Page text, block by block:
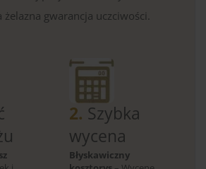
gwarancja uczciwości.
2. Szybka
wycena
Błyskawiczny